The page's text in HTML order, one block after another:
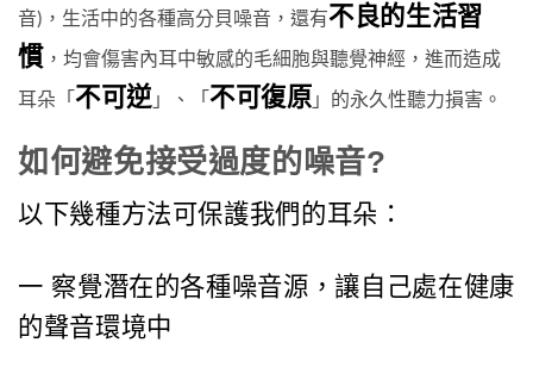
音)，生活中的各種高分貝噪音，還有不良的生活習
慣 ，均會傷害內耳中敏感的毛細胞與聽覺神經，進而造成
耳朵「 不可逆 」、「 不可復原 」的永久性聽力損害。
如何避免接受過度的噪音?
以下幾種方法可保護我們的耳朵：
一 察覺潛在的各種噪音源，讓自己處在健康
的聲音環境中